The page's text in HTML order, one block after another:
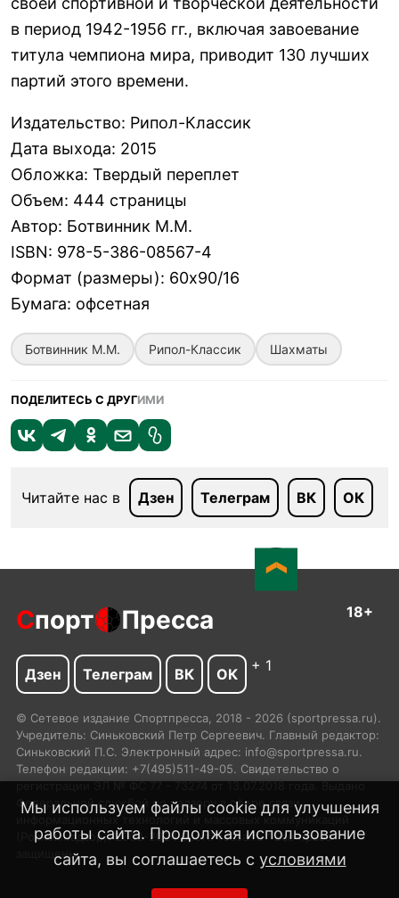
в период 1942-1956 гг., включая завоевание
титула чемпиона мира, приводит 130 лучших
партий этого времени.
Издательство: Рипол-Классик
Дата выхода: 2015
Обложка: Твердый переплет
Объем: 444 страницы
Автор: Ботвинник М.М.
ISBN: 978-5-386-08567-4
Формат (размеры): 60х90/16
Бумага: офсетная
Ботвинник М.М. Рипол-Классик Шахматы
ПОДЕЛИТЕСЬ С ДРУГИМИ
Читайте нас в Дзен Телеграм ВК ОК
Мы используем файлы cookie для улучшения
работы сайта. Продолжая использование
сайта, вы соглашаетесь с условиями
Спорт Пресса 18+
Дзен Телеграм ВК ОК + 1
© Сетевое издание Спортпресса, 2018 - 2026 (sportpressa.ru).
Учредитель: Синьковский Петр Сергеевич. Главный редактор:
Синьковский П.С. Электронный адрес: info@sportpressa.ru.
Телефон редакции: +7(495)511-49-05. Свидетельство о
регистрации ЭЛ № ФС 77 - 73274 от 13.07.2018 года. Выдано
Федеральной службой по надзору в сфере связи,
информационных технологий и массовых коммуникаций
(Роскомнадзор). 2002-2024 SportPressa.ru™ Все права
защищены.